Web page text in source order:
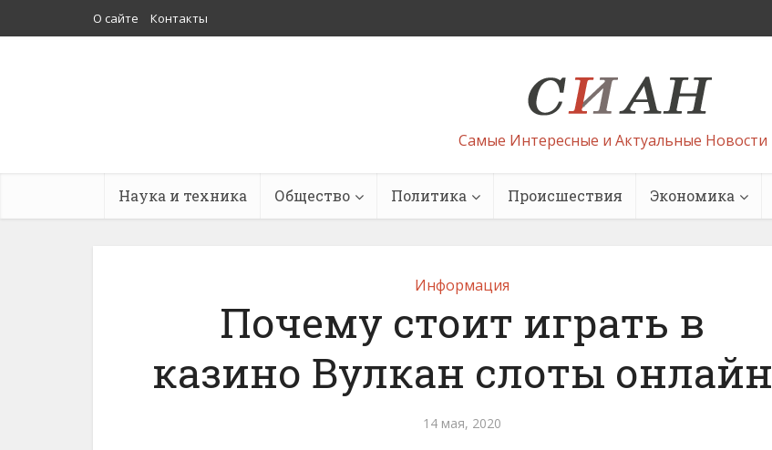
О сайте Контакты
Самые Интересные и Актуальные Новости
Наука и техника Общество Политика Происшествия Экономика
Информация
Почему стоит играть в
казино Вулкан слоты онлайн
14 мая, 2020